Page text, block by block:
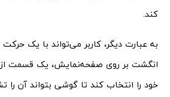
کند.
به عبارت دیگر، کاربر می‌تواند با یک
انگشت بر روی صفحه‌نمایش، یک قسمت از
خود را انتخاب کند تا گوشی بتواند آن